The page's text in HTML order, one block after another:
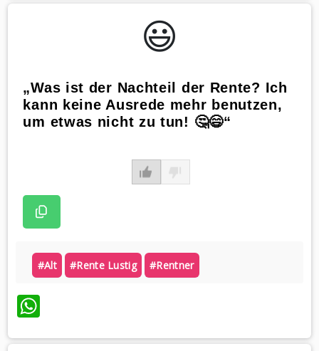
😃️
„Was ist der Nachteil der Rente? Ich
kann keine Ausrede mehr benutzen,
um etwas nicht zu tun! 🤔😄“
#alt #rente Lustig #rentner
WhatsApp